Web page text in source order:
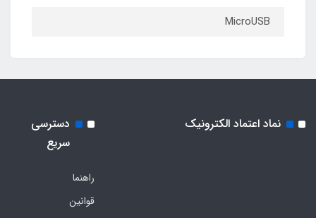
MicroUSB
نماد اعتماد الکترونیک
دسترسی
سریع
راهنما
قوانین